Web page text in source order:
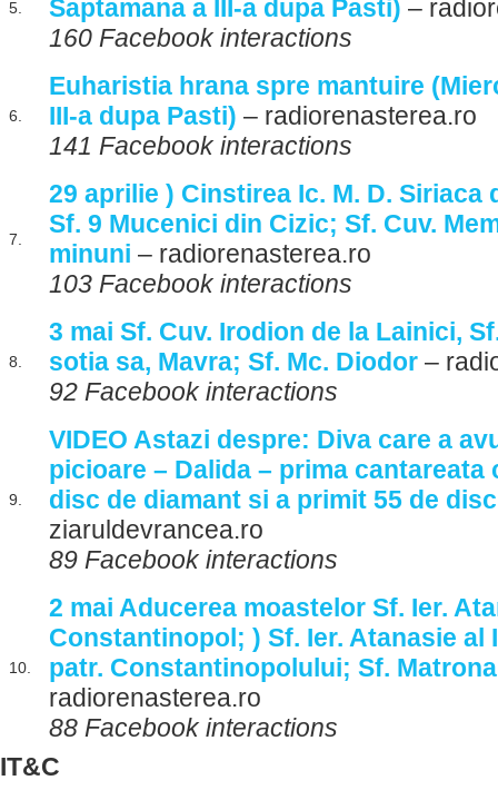
5. Saptamana a III-a dupa Pasti) –
160 Facebook interactions
6.
Euharistia hrana spre mantuire
III-a dupa Pasti) – radiorenasterea.ro
141 Facebook interactions
7.
29 aprilie ) Cinstirea Ic. M. D. Siriaca
Sf. 9 Mucenici din Cizic; Sf. Cuv.
minuni – radiorenasterea.ro
103 Facebook interactions
8.
3 mai Sf. Cuv. Irodion de la Lainici,
sotia sa, Mavra; Sf. Mc. Diodor –
92 Facebook interactions
9.
VIDEO Astazi despre: Diva care a
picioare – Dalida – prima cantareata
disc de diamant si a primit 55 de
ziaruldevrancea.ro
89 Facebook interactions
10.
2 mai Aducerea moastelor Sf. Ier.
Constantinopol; ) Sf. Ier. Atanasie al
patr. Constantinopolului; Sf.
radiorenasterea.ro
88 Facebook interactions
IT&C